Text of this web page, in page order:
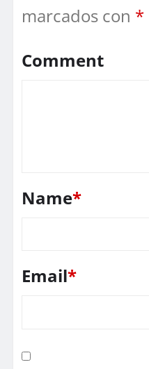
marcados con *
Comment
Name*
Email*